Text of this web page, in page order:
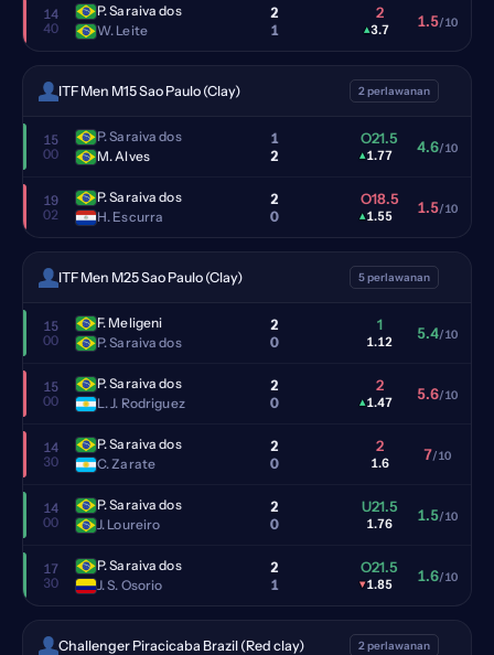
14
40
P. Saraiva dos
W. Leite
2
1
2
▴3.7 1.5/10
ITF Men M15 Sao Paulo (Clay) 2 perlawanan
15
00
P. Saraiva dos
M. Alves
1
2
O21.5
▴1.77 4.6/10
19
02
P. Saraiva dos
H. Escurra
2
0
O18.5
▴1.55 1.5/10
ITF Men M25 Sao Paulo (Clay) 5 perlawanan
15
00
F. Meligeni
P. Saraiva dos
2
0
1
1.12 5.4/10
15
00
P. Saraiva dos
L. J. Rodriguez
2
0
2
▴1.47 5.6/10
14
30
P. Saraiva dos
C. Zarate
2
0
2
1.6 7/10
14
00
P. Saraiva dos
J. Loureiro
2
0
U21.5
1.76 1.5/10
17
30
P. Saraiva dos
J. S. Osorio
2
1
O21.5
▾1.85 1.6/10
Challenger Piracicaba Brazil (Red clay) 2 perlawanan